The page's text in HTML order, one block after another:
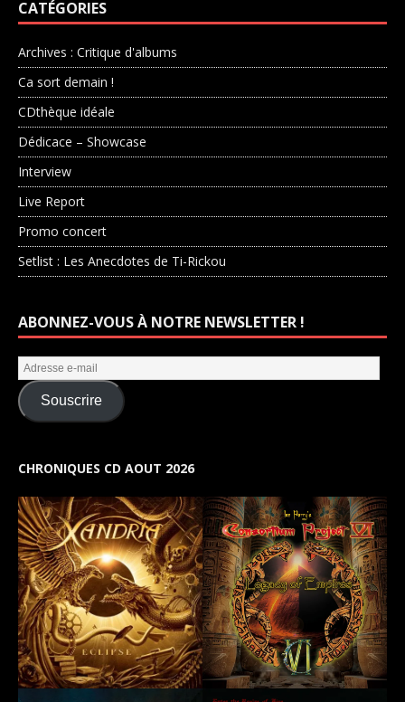
CATÉGORIES
Archives : Critique d'albums
Ca sort demain !
CDthèque idéale
Dédicace – Showcase
Interview
Live Report
Promo concert
Setlist : Les Anecdotes de Ti-Rickou
ABONNEZ-VOUS À NOTRE NEWSLETTER !
Souscrire
CHRONIQUES CD AOUT 2026